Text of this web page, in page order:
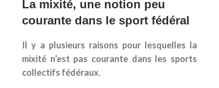
La mixité, une notion peu
courante dans le sport fédéral
Il y a plusieurs raisons pour lesquelles la
mixité n’est pas courante dans les sports
collectifs fédéraux.